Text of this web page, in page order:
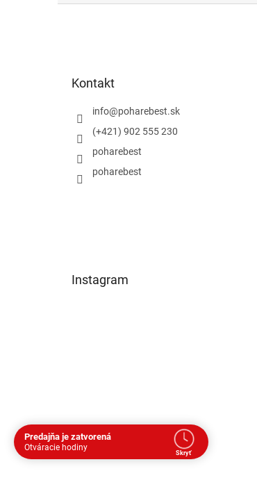
Kontakt
info@poharebest.sk
(+421) 902 555 230
poharebest
poharebest
Instagram
Predajňa je zatvorená
Otváracie hodiny
Skryť